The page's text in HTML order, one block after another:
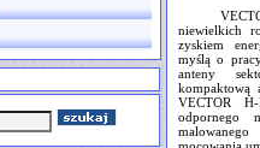
niewielkich
zyskiem
myślą o
anteny
kompaktową
VECTOR
odpornego